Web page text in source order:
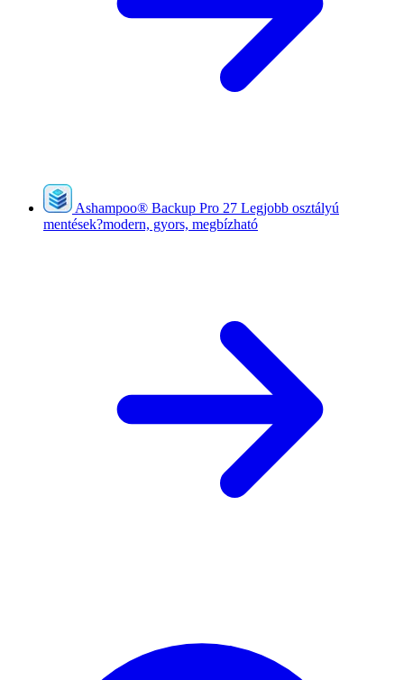
Ashampoo® Backup Pro 27 Legjobb osztályú
mentések?modern, gyors, megbízható